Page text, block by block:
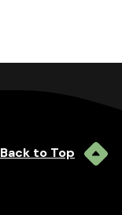
Back to Top